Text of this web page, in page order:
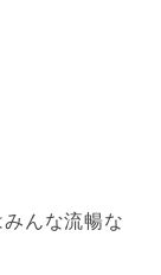
んな流暢な